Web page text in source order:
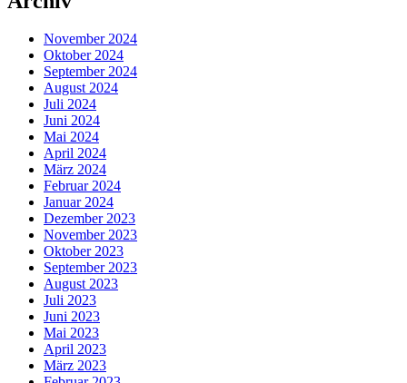
November 2024
Oktober 2024
September 2024
August 2024
Juli 2024
Juni 2024
Mai 2024
April 2024
März 2024
Februar 2024
Januar 2024
Dezember 2023
November 2023
Oktober 2023
September 2023
August 2023
Juli 2023
Juni 2023
Mai 2023
April 2023
März 2023